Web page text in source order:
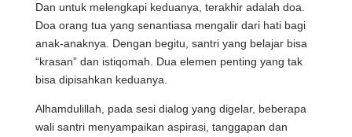
Dan untuk melengkapi keduanya, terakhir adalah doa.
Doa orang tua yang senantiasa mengalir dari hati bagi
anak-anaknya. Dengan begitu, santri yang belajar bisa
“krasan” dan istiqomah. Dua elemen penting yang tak
bisa dipisahkan keduanya.
Alhamdulillah, pada sesi dialog yang digelar, beberapa
wali santri menyampaikan aspirasi, tanggapan dan